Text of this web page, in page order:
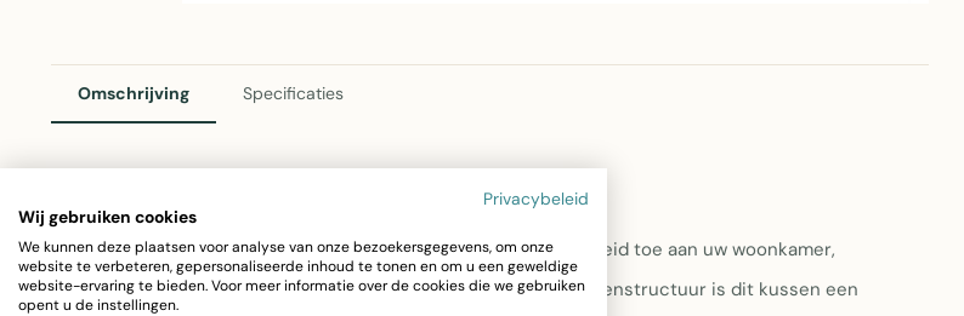
Omschrijving Specificaties
Avalon Sierkussen Multicolor 45x45cm
Het Avalon sierkussen van Linen & More voegt kleur en gezelligheid toe aan uw woonkamer,
slaapkamer of kantoor. Met zijn multicolor design en zachte katoenstructuur is dit kussen een
Privacybeleid
Wij gebruiken cookies
We kunnen deze plaatsen voor analyse van onze bezoekersgegevens, om onze
website te verbeteren, gepersonaliseerde inhoud te tonen en om u een geweldige
website-ervaring te bieden. Voor meer informatie over de cookies die we gebruiken
opent u de instellingen.